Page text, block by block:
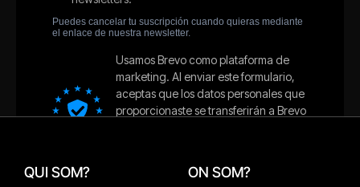
QUI SOM? ON SOM?